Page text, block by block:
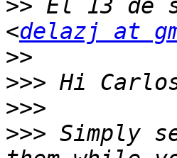
>> El 13 de
<delazj at
>>
>>>
>>>
>>> Simply